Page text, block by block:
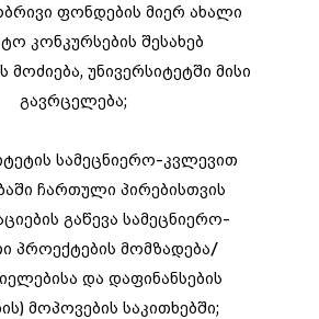
ფონდების მიერ ახალი
კონკურსების შესახებ
მოძიება, უნივერსიტეტში მისი
გავრცელება;
სამეცნიერო-კვლევით
ჩართული პირებისთვის
გაწევა სამეცნიერო-
პროექტების მომზადება/
და დაფინანსების
მოპოვების საკითხებში;